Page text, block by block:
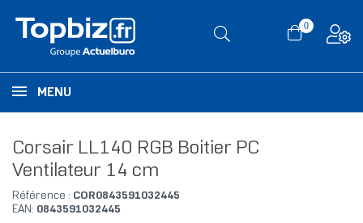
0
MENU
Corsair LL140 RGB Boitier PC
Ventilateur 14 cm
Référence : COR0843591032445
EAN: 0843591032445